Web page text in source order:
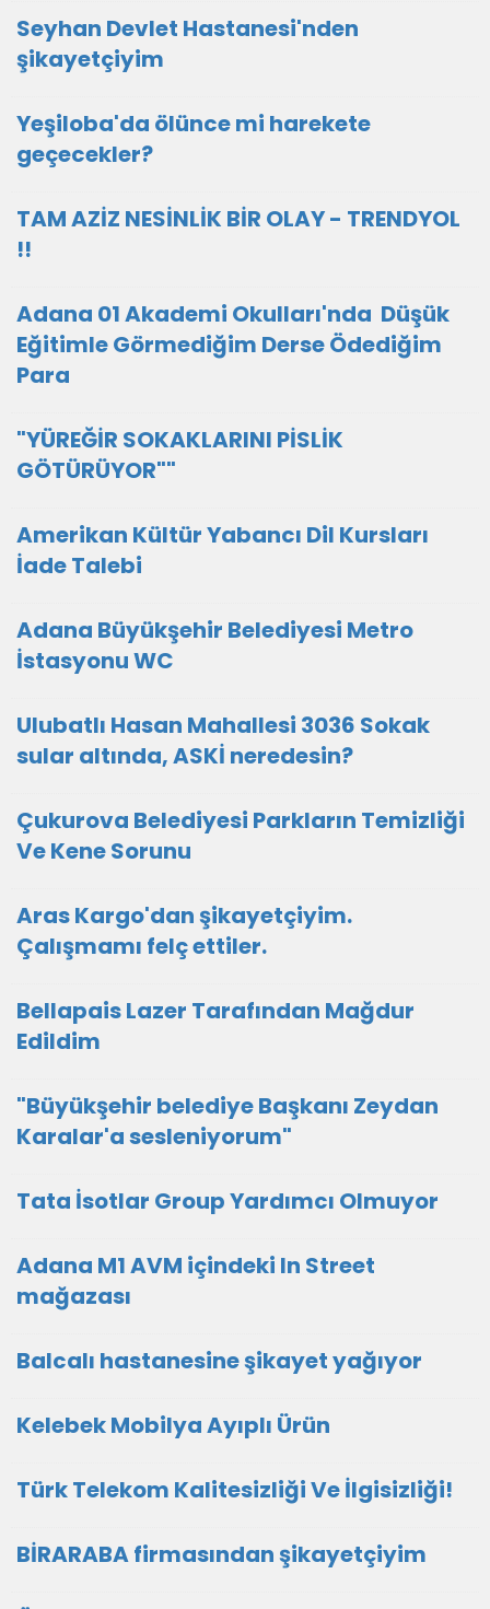
Seyhan Devlet Hastanesi'nden
şikayetçiyim
Yeşiloba'da ölünce mi harekete
geçecekler?
TAM AZİZ NESİNLİK BİR OLAY - TRENDYOL
!!
Adana 01 Akademi Okulları'nda Düşük
Eğitimle Görmediğim Derse Ödediğim
Para
"YÜREĞİR SOKAKLARINI PİSLİK
GÖTÜRÜYOR""
Amerikan Kültür Yabancı Dil Kursları
İade Talebi
Adana Büyükşehir Belediyesi Metro
İstasyonu WC
Ulubatlı Hasan Mahallesi 3036 Sokak
sular altında, ASKİ neredesin?
Çukurova Belediyesi Parkların Temizliği
Ve Kene Sorunu
Aras Kargo'dan şikayetçiyim.
Çalışmamı felç ettiler.
Bellapais Lazer Tarafından Mağdur
Edildim
"Büyükşehir belediye Başkanı Zeydan
Karalar'a sesleniyorum"
Tata İsotlar Group Yardımcı Olmuyor
Adana M1 AVM içindeki In Street
mağazası
Balcalı hastanesine şikayet yağıyor
Kelebek Mobilya Ayıplı Ürün
Türk Telekom Kalitesizliği Ve İlgisizliği!
BİRARABA firmasından şikayetçiyim